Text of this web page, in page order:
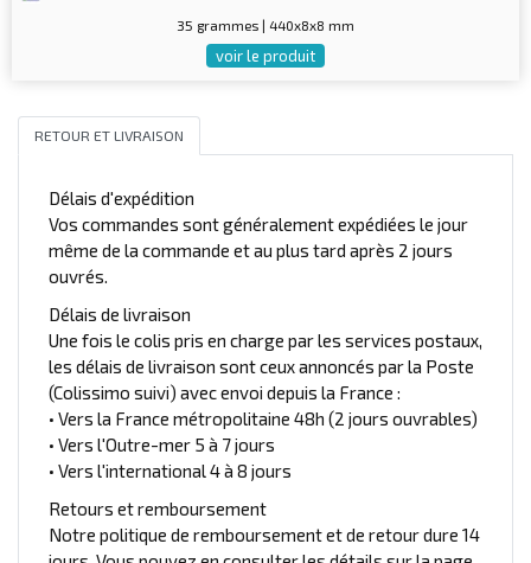
35 grammes | 440x8x8 mm
voir le produit
RETOUR ET LIVRAISON
Délais d'expédition
Vos commandes sont généralement expédiées le jour
même de la commande et au plus tard après 2 jours
ouvrés.
Délais de livraison
Une fois le colis pris en charge par les services postaux,
les délais de livraison sont ceux annoncés par la Poste
(Colissimo suivi) avec envoi depuis la France :
• Vers la France métropolitaine 48h (2 jours ouvrables)
• Vers l'Outre-mer 5 à 7 jours
• Vers l'international 4 à 8 jours
Retours et remboursement
Notre politique de remboursement et de retour dure 14